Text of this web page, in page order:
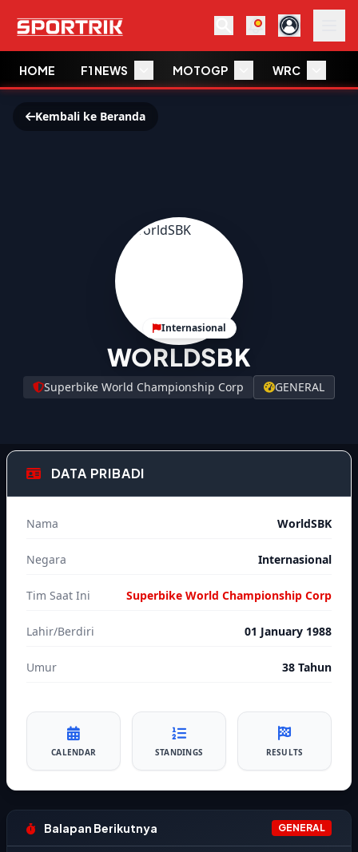
HOME F1 NEWS MOTOGP WRC
Kembali ke Beranda
Internasional
WORLDSBK
Superbike World Championship Corp GENERAL
DATA PRIBADI
Nama WorldSBK
Negara Internasional
Tim Saat Ini Superbike World Championship Corp
Lahir/Berdiri 01 January 1988
Umur 38 Tahun
CALENDAR STANDINGS RESULTS
Balapan Berikutnya GENERAL